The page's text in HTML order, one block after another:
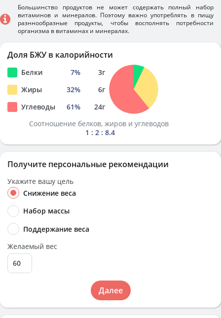
Большинство продуктов не может содержать полный набор
витаминов и минералов. Поэтому важно употреблять в пищу
разннообразные продукты, чтобы восполнять потребности
организма в витаминах и минералах.
Доля БЖУ в калорийности
Белки 7% 3г
Жиры
32% 6г
Углеводы
61% 24г
Соотношение белков, жиров и углеводов
1 : 2 : 8.4
Получите персональные рекомендации
Укажите вашу цель
Снижение веса
Набор массы
Поддержание веса
Желаемый вес
Далее